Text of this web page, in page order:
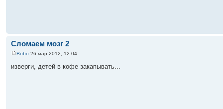
Сломаем мозг 2
Bobo 26 мар 2012, 12:04
изверги, детей в кофе закапывать...